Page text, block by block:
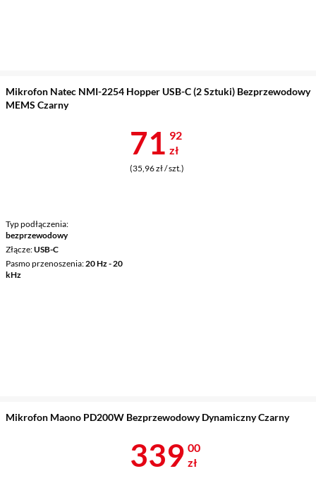
Mikrofon Natec NMI-2254 Hopper USB-C (2 Sztuki) Bezprzewodowy
MEMS Czarny
Typ podłączenia
bezprzewodowy
Złącze USB-C
Pasmo przenoszenia 20 Hz - 20
kHz
Cena 71,92
71 92
zł
(35,96 zł / szt.)
Mikrofon Maono PD200W Bezprzewodowy Dynamiczny Czarny
Cena 339 zł
339 00
zł